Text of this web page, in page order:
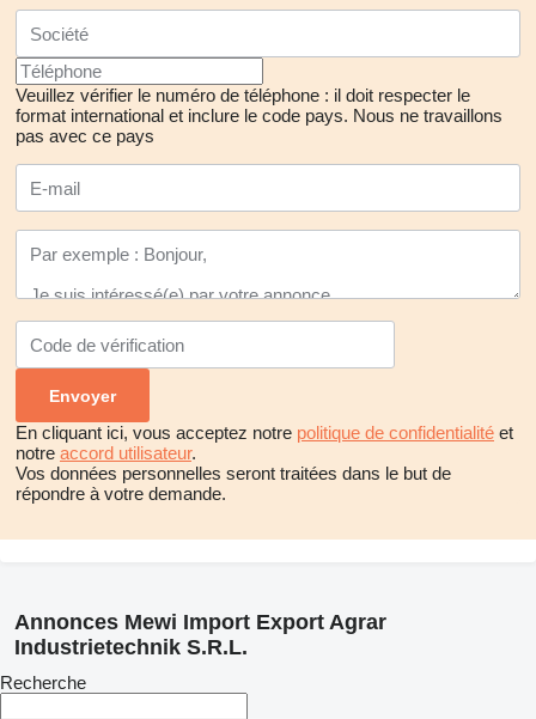
Veuillez vérifier le numéro de téléphone : il doit respecter le
format international et inclure le code pays. Nous ne travaillons
pas avec ce pays
En cliquant ici, vous acceptez notre politique de confidentialité et
notre accord utilisateur.
Vos données personnelles seront traitées dans le but de
répondre à votre demande.
Annonces Mewi Import Export Agrar
Industrietechnik S.R.L.
Recherche